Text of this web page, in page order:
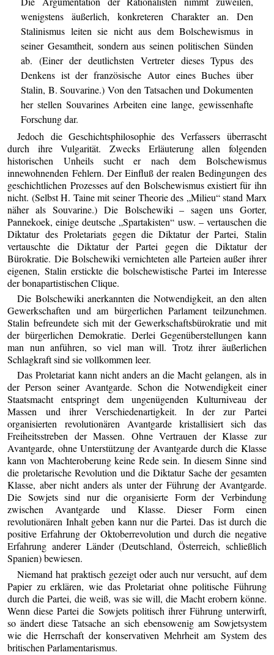
wenigstens äußerlich, konkreteren Charakter an. Den
Stalinismus leiten sie nicht aus dem Bolschewismus in
seiner Gesamtheit, sondern aus seinen politischen Sünden
ab. (Einer der deutlichsten Vertreter dieses Typus des
Denkens ist der französische Autor eines Buches über
Stalin, B. Souvarine.) Von den Tatsachen und Dokumenten
her stellen Souvarines Arbeiten eine lange, gewissenhafte
Forschung dar.
Jedoch die Geschichtsphilosophie des Verfassers überrascht
durch ihre Vulgarität. Zwecks Erläuterung allen folgenden
historischen Unheils sucht er nach dem Bolschewismus
innewohnenden Fehlern. Der Einfluß der realen Bedingungen des
geschichtlichen Prozesses auf den Bolschewismus existiert für ihn
nicht. (Selbst H. Taine mit seiner Theorie des „Milieu“ stand Marx
näher als Souvarine.) Die Bolschewiki – sagen uns Gorter,
Pannekoek, einige deutsche „Spartakisten“ usw. – vertauschen die
Diktatur des Proletariats gegen die Diktatur der Partei, Stalin
vertauschte die Diktatur der Partei gegen die Diktatur der
Bürokratie. Die Bolschewiki vernichteten alle Parteien außer ihrer
eigenen, Stalin erstickte die bolschewistische Partei im Interesse
der bonapartistischen Clique.
Die Bolschewiki anerkannten die Notwendigkeit, an den alten
Gewerkschaften und am bürgerlichen Parlament teilzunehmen.
Stalin befreundete sich mit der Gewerkschaftsbürokratie und mit
der bürgerlichen Demokratie. Derlei Gegenüberstellungen kann
man nun anführen, so viel man will. Trotz ihrer äußerlichen
Schlagkraft sind sie vollkommen leer.
Das Proletariat kann nicht anders an die Macht gelangen, als in
der Person seiner Avantgarde. Schon die Notwendigkeit einer
Staatsmacht entspringt dem ungenügenden Kulturniveau der
Massen und ihrer Verschiedenartigkeit. In der zur Partei
organisierten revolutionären Avantgarde kristallisiert sich das
Freiheitsstreben der Massen. Ohne Vertrauen der Klasse zur
Avantgarde, ohne Unterstützung der Avantgarde durch die Klasse
kann von Machteroberung keine Rede sein. In diesem Sinne sind
die proletarische Revolution und die Diktatur Sache der gesamten
Klasse, aber nicht anders als unter der Führung der Avantgarde.
Die Sowjets sind nur die organisierte Form der Verbindung
zwischen Avantgarde und Klasse. Dieser Form einen
revolutionären Inhalt geben kann nur die Partei. Das ist durch die
positive Erfahrung der Oktoberrevolution und durch die negative
Erfahrung anderer Länder (Deutschland, Österreich, schließlich
Spanien) bewiesen.
Niemand hat praktisch gezeigt oder auch nur versucht, auf dem
Papier zu erklären, wie das Proletariat ohne politische Führung
durch die Partei, die weiß, was sie will, die Macht erobern könne.
Wenn diese Partei die Sowjets politisch ihrer Führung unterwirft,
so ändert diese Tatsache an sich ebensowenig am Sowjetsystem
wie die Herrschaft der konservativen Mehrheit am System des
britischen Parlamentarismus.